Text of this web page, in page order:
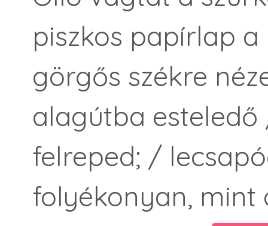
piszkos papírlap
görgős székre
alagútba
felreped; /
folyékonyan, mint